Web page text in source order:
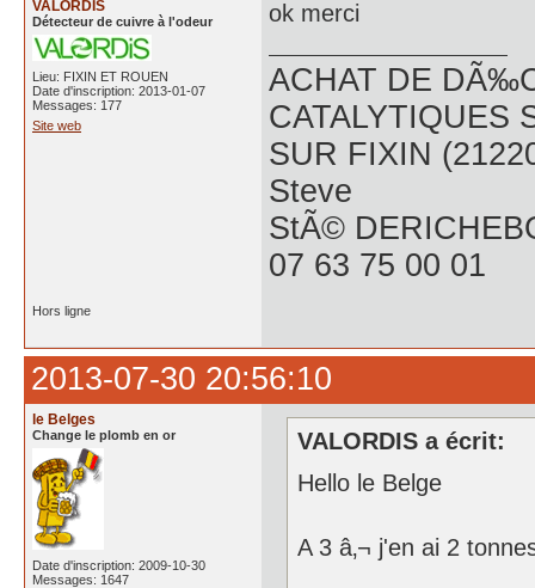
VALORDIS
Détecteur de cuivre à l'odeur
Lieu: FIXIN ET ROUEN
Date d'inscription: 2013-01-07
Messages: 177
Site web
ok merci
ACHAT DE
CATALYTIQUES
SUR FIXIN
Steve
StÃ©
07 63 75 00 01
Hors ligne
2013-07-30 20:56:10
le Belges
Change le plomb en or
Date d'inscription: 2009-10-30
Messages: 1647
VALORDIS a écrit:
Hello le Belge
A 3 â‚¬ j'en ai 2